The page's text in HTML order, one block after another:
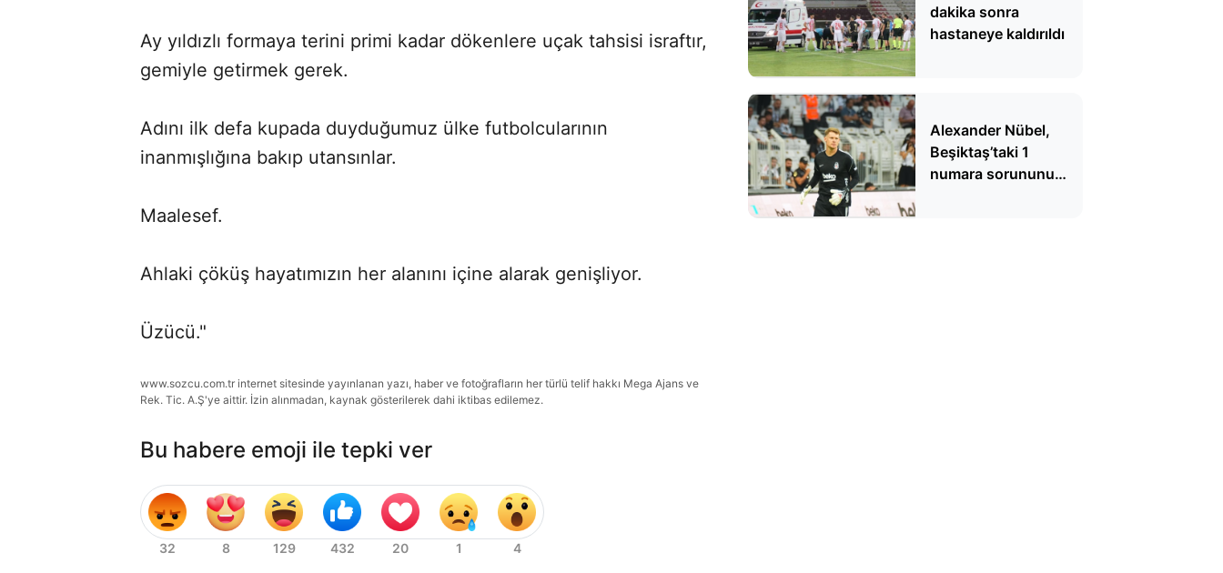
Ay yıldızlı formaya terini primi kadar dökenlere uçak tahsisi israftır,
gemiyle getirmek gerek.
Adını ilk defa kupada duyduğumuz ülke futbolcularının
inanmışlığına bakıp utansınlar.
Maalesef.
Ahlaki çöküş hayatımızın her alanını içine alarak genişliyor.
Üzücü."
www.sozcu.com.tr internet sitesinde yayınlanan yazı, haber ve fotoğrafların her türlü telif hakkı Mega Ajans ve
Rek. Tic. A.Ş'ye aittir. İzin alınmadan, kaynak gösterilerek dahi iktibas edilemez.
Bu habere emoji ile tepki ver
dakika sonra
hastaneye kaldırıldı
Alexander Nübel,
Beşiktaş’taki 1
numara sorununu